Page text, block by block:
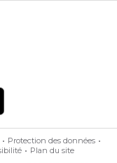
Protection des données
Plan du site